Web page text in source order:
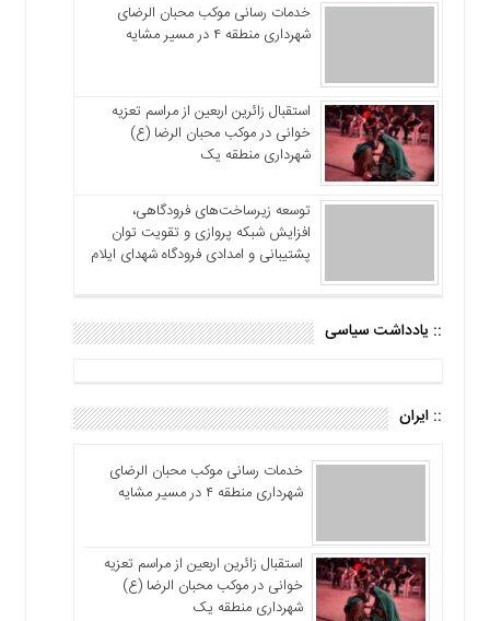
خدمات رسانی موکب محبان الرضای
شهرداری منطقه ۴ در مسیر مشایه
استقبال زائرین اربعین از مراسم تعزیه
خوانی در موکب محبان الرضا (ع)
شهرداری منطقه یک
توسعه زیرساخت‌های فرودگاهی،
افزایش شبکه پروازی و تقویت توان
پشتیبانی و امدادی فرودگاه شهدای ایلام
:: یادداشت سیاسی
:: ایران
خدمات رسانی موکب محبان الرضای
شهرداری منطقه ۴ در مسیر مشایه
استقبال زائرین اربعین از مراسم تعزیه
خوانی در موکب محبان الرضا (ع)
شهرداری منطقه یک